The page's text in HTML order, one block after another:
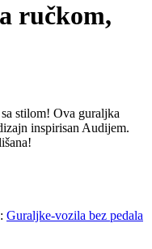
ručkom,
stilom! Ova guraljka
inspirisan Audijem.
Guraljke-vozila bez pedala